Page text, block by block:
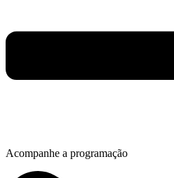
Acompanhe a programação